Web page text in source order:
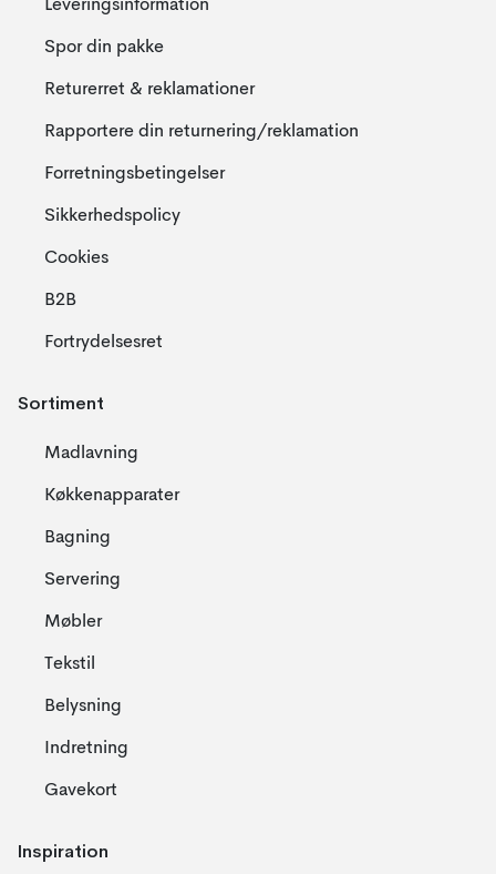
Leveringsinformation
Spor din pakke
Returerret & reklamationer
Rapportere din returnering/reklamation
Forretningsbetingelser
Sikkerhedspolicy
Cookies
B2B
Fortrydelsesret
Sortiment
Madlavning
Køkkenapparater
Bagning
Servering
Møbler
Tekstil
Belysning
Indretning
Gavekort
Inspiration